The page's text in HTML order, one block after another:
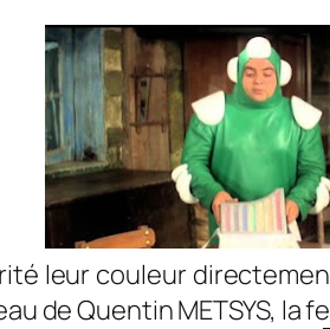
leur couleur
de Quentin METSYS, la